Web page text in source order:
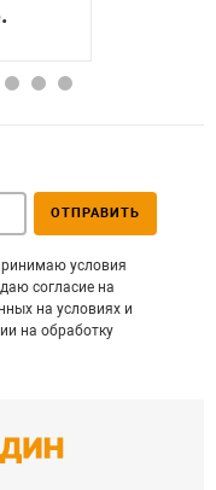
условия
согласие на
на условиях и
на обработку
ОТПРАВИТЬ